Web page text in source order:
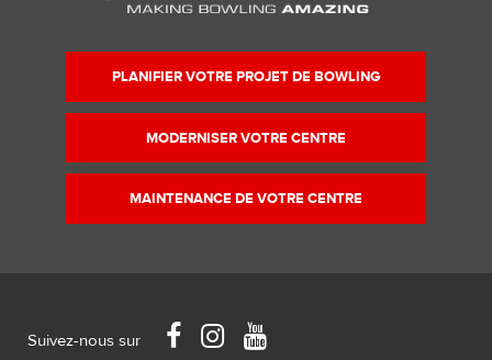
PLANIFIER VOTRE PROJET DE BOWLING
MODERNISER VOTRE CENTRE
MAINTENANCE DE VOTRE CENTRE
Suivez-nous sur
FacebookInstagram